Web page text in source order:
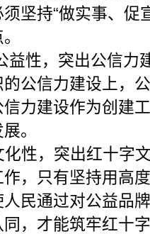
坚持“做实事、促
性，突出公信力
公信力建设上，
力建设作为创建
。
性，突出红十字
，只有坚持用高
民通过对公益品
，才能筑牢红十